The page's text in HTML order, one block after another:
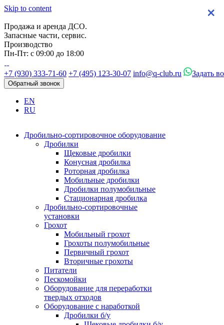
Skip to content
Продажа и аренда ДСО.
Запасные части, сервис.
Производство
Пн-Пт: с 09:00 до 18:00
+7 (930) 333-71-60 +7 (495) 123-30-07 info@q-club.ru Задать
Обратный звонок
EN
RU
Дробильно-сортировочное оборудование
Дробилки
Щековые дробилки
Конусная дробилка
Роторная дробилка
Мобильные дробилки
Дробилки полумобильные
Стационарная дробилка
Дробильно-сортировочные
установки
Грохот
Мобильный грохот
Грохоты полумобильные
Первичный грохот
Вторичные грохоты
Питатели
Пескомойки
Оборудование для переработки
твердых отходов
Оборудование с наработкой
Дробилки б/у
×
×
×
×